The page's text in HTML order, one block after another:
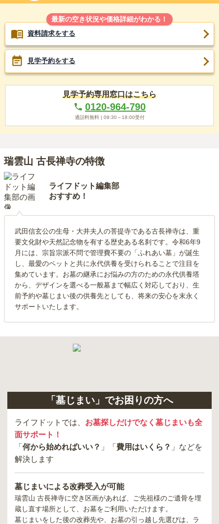
最新の空き状況や価格詳細がわかる！
資料請求をする
見学予約をする
見学予約専用窓口はこちら
0120-964-790
通話料無料 | 09:30～18:00受付
瑞雲山 古長禅寺の特徴
ライフドット編集部
おすすめ！
武田信玄公の生母・大井夫人の菩提寺である古長禅寺は、重
要文化財や天然記念物を有する歴史ある名刹です。令和6年9
月には、宗旨宗派不問で管理費不要の「ふれあい墓」が誕生
し、最愛のペットと共に永代供養を受けられることで注目を
集めています。お墓の継承にお悩みの方のための永代供養塔
から、デザインを選べる一般墓まで幅広く対応しており、生
前予約や墓じまい後の供養先としても、将来の安心を末永く
サポートいたします。
「墓じまい」でお困りの方へ
ライフドットでは、 お墓探しだけでなく墓じまいも全
面サポート！
「 何から始めればいい？ 」「 費用はいくら？ 」などを
解決します
墓じまいによる改葬受入が可能
瑞雲山 古長禅寺に空き区画があれば、ご先祖様のご遺骨を埋
蔵し直す場所として、お墓をご利用いただけます。
墓じまいをした後の改葬先や、お墓の引っ越し先選びは、ラ